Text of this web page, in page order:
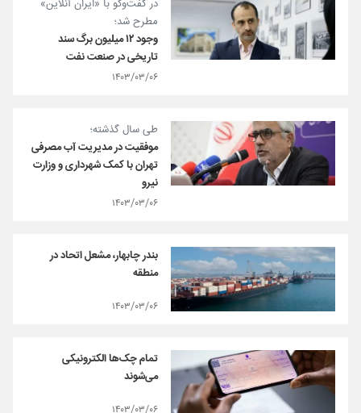
در گفت‌وگو با «ایران آنلاین»
مطرح شد؛
وجود ۱۲ میلیون برگ سند
تاریخی در صنعت نفت
۱۴۰۳/۰۳/۰۶
طی سال گذشته؛
موفقیت در مدیریت آب مصرفی
تهران با کمک شهرداری و وزارت
نیرو
۱۴۰۳/۰۳/۰۶
بندر چابهار، مشعل اتحاد در
منطقه
۱۴۰۳/۰۳/۰۶
تمام چک‌ها الکترونیکی
می‌شوند